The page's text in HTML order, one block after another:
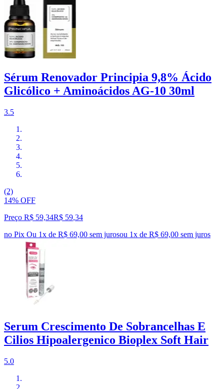
Sérum Renovador Principia 9,8% Ácido
Glicólico + Aminoácidos AG-10 30ml
3.5
(2)
14% OFF
Preço R$ 59,34R$ 59,34
no Pix Ou 1x de R$ 69,00 sem jurosou 1x de R$ 69,00 sem juros
Serum Crescimento De Sobrancelhas E
Cilios Hipoalergenico Bioplex Soft Hair
5.0